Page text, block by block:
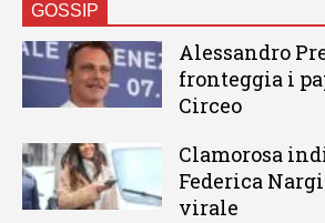
GOSSIP
Alessandro
fronteggia i
Circeo
Clamorosa
Federica
virale